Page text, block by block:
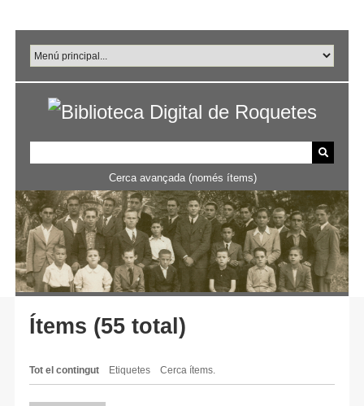
principal
Cerca avançada (només ítems)
Ítems (55 total)
Tot el contingut Etiquetes Cerca ítems.